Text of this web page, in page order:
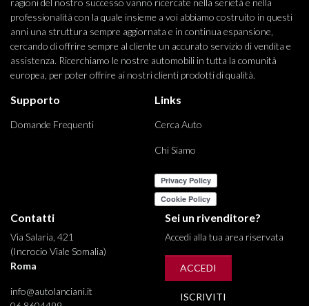
ragioni del nostro successo vanno ricercate nella serietà e nella
professionalità con la quale insieme a voi abbiamo costruito in questi
anni una struttura sempre aggiornata e in continua espansione,
cercando di offrire sempre al cliente un accurato servizio di vendita e
assistenza. Ricerchiamo le nostre automobili in tutta la comunità
europea, per poter offrire ai nostri clienti prodotti di qualità.
Supporto
Domande Frequenti
Links
Cerca Auto
Chi Siamo
Contatti
Via Salaria, 421
(Incrocio Viale Somalia)
Roma
info@autolanciani.it
Sei un rivenditore?
Accedi alla tua area riservata
ACCEDI
ISCRIVITI